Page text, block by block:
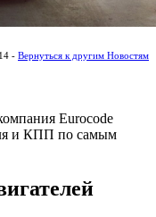
- Вернуться к другим Новостям
Eurocode
и КПП по самым